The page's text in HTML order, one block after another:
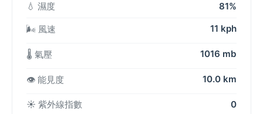
💧 濕度 81%
🌬️ 風速 11 kph
🌡️ 氣壓 1016 mb
👁️ 能見度 10.0 km
☀️ 紫外線指數 0